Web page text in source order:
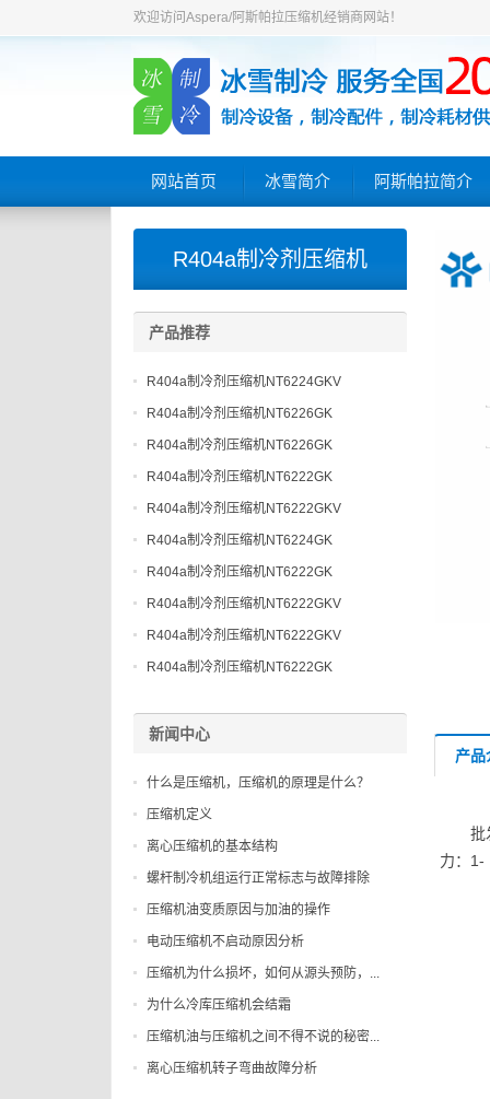
欢迎访问Aspera/阿斯帕拉压缩机经销商网站！
网站首页 冰雪简介 阿斯帕拉简介
产品
批
力：1-
R404a制冷剂压缩机
产品推荐
R404a制冷剂压缩机NT6224GKV
R404a制冷剂压缩机NT6226GK
R404a制冷剂压缩机NT6226GK
R404a制冷剂压缩机NT6222GK
R404a制冷剂压缩机NT6222GKV
R404a制冷剂压缩机NT6224GK
R404a制冷剂压缩机NT6222GK
R404a制冷剂压缩机NT6222GKV
R404a制冷剂压缩机NT6222GKV
R404a制冷剂压缩机NT6222GK
新闻中心
什么是压缩机，压缩机的原理是什么？
压缩机定义
离心压缩机的基本结构
螺杆制冷机组运行正常标志与故障排除
压缩机油变质原因与加油的操作
电动压缩机不启动原因分析
压缩机为什么损坏，如何从源头预防，...
为什么冷库压缩机会结霜
压缩机油与压缩机之间不得不说的秘密...
离心压缩机转子弯曲故障分析